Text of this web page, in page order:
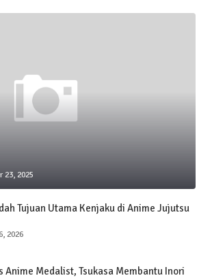
23, 2025
Tujuan Utama Kenjaku di Anime Jujutsu
2026
Anime Medalist, Tsukasa Membantu Inori